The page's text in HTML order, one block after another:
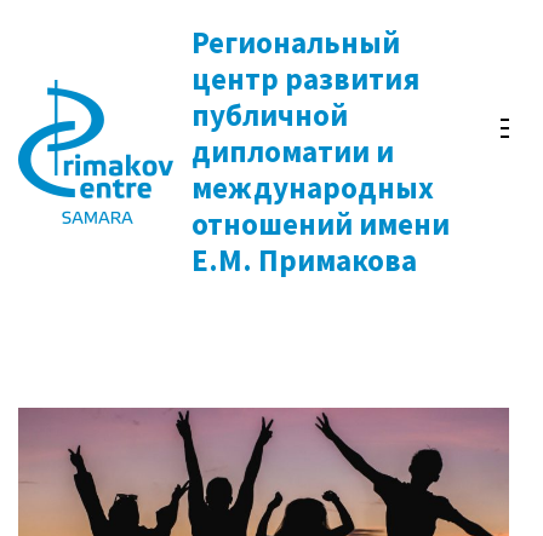
содержимому
(нажмите
Enter)
Региональный
центр развития
публичной
дипломатии и
международных
отношений имени
Е.М. Примакова